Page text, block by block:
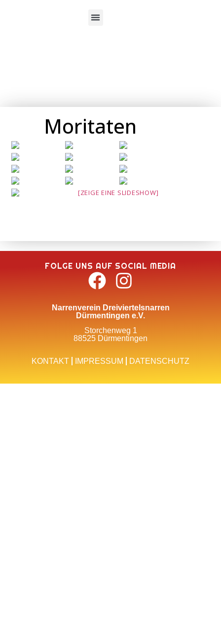
Moritaten
[ZEIGE EINE SLIDESHOW]
Narrenverein Dreiviertelsnarren
Dürmentingen e.V.
Storchenweg 1
88525 Dürmentingen
KONTAKT IMPRESSUM DATENSCHUTZ
FOLGE UNS AUF SOCIAL MEDIA